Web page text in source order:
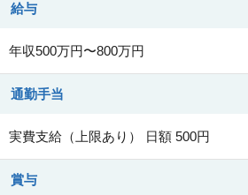
給与
年収500万円〜800万円
通勤手当
実費支給（上限あり） 日額 500円
賞与